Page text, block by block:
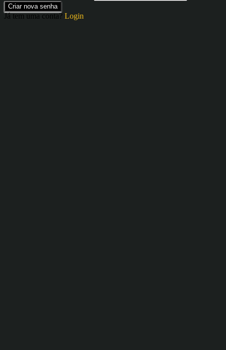
Criar nova senha
Já tem uma conta? Login